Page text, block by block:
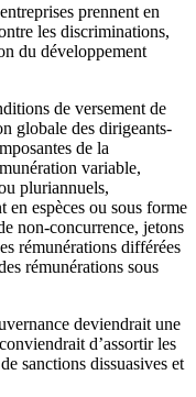
prennent en
les discriminations,
du développement
de versement de
globale des dirigeants-
de la
variable,
pluriannuels,
en espèces ou sous forme
non-concurrence, jetons
rémunérations différées
rémunérations sous
deviendrait une
d’assortir les
sanctions dissuasives et